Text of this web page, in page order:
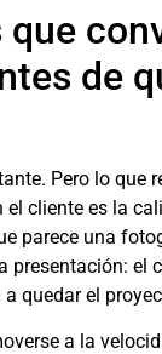
que
de
Pero lo que
cliente es la
parece una
presentación: el
quedar el
a la